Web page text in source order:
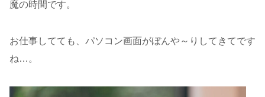
魔の時間です。
お仕事してても、パソコン画面がぼんや～りしてきてです
ね…。